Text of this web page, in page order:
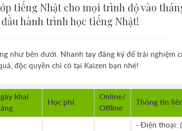
tiếng Nhật cho mọi trình độ vào
đầu hành trình học tiếng Nhật!
như bên dưới. Nhanh tay đăng ký để trải nghiệm
độc quyền chỉ có tại Kaizen bạn nhé!
khai
Học phí
Online/
Offline
Thông tin
- Điện thoại: